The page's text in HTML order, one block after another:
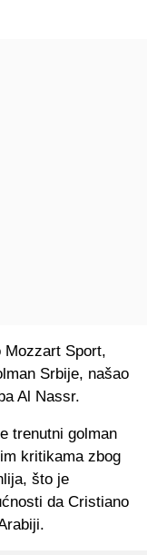
Mozzart Sport,
Srbije, našao
Al Nassr.
trenutni golman
kritikama zbog
što je
da Cristiano